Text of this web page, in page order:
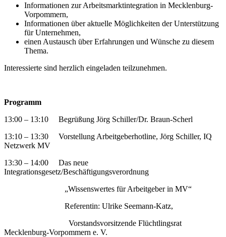
Informationen zur Arbeitsmarktintegration in Mecklenburg-
Vorpommern,
Informationen über aktuelle Möglichkeiten der Unterstützung
für Unternehmen,
einen Austausch über Erfahrungen und Wünsche zu diesem
Thema.
Interessierte sind herzlich eingeladen teilzunehmen.
Programm
13:00 – 13:10 Begrüßung Jörg Schiller/Dr. Braun-Scherl
13:10 – 13:30 Vorstellung Arbeitgeberhotline, Jörg Schiller, IQ
Netzwerk MV
13:30 – 14:00 Das neue
Integrationsgesetz/Beschäftigungsverordnung
„Wissenswertes für Arbeitgeber in MV“
Referentin: Ulrike Seemann-Katz,
Vorstandsvorsitzende Flüchtlingsrat
Mecklenburg-Vorpommern e. V.